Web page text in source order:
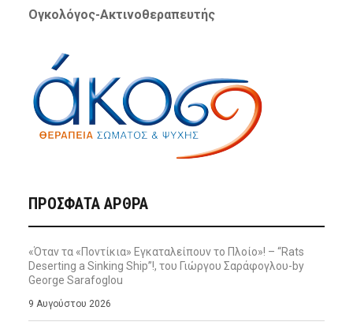
Ογκολόγος-Ακτινοθεραπευτής
ΠΡΌΣΦΑΤΑ ΆΡΘΡΑ
«Όταν τα «Ποντίκια» Εγκαταλείπουν το Πλοίο»! – “Rats
Deserting a Sinking Ship”!, του Γιώργου Σαράφογλου-by
George Sarafoglou
9 Αυγούστου 2026